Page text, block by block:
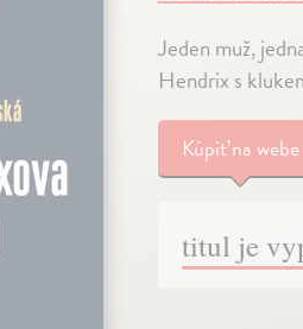
Jeden muž,
Hendrix s
Kúpiťna webe
titul je